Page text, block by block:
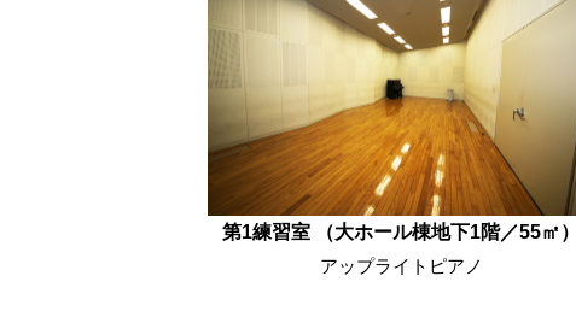
第1練習室 （大ホール棟地下1階／55㎡）
アップライトピアノ